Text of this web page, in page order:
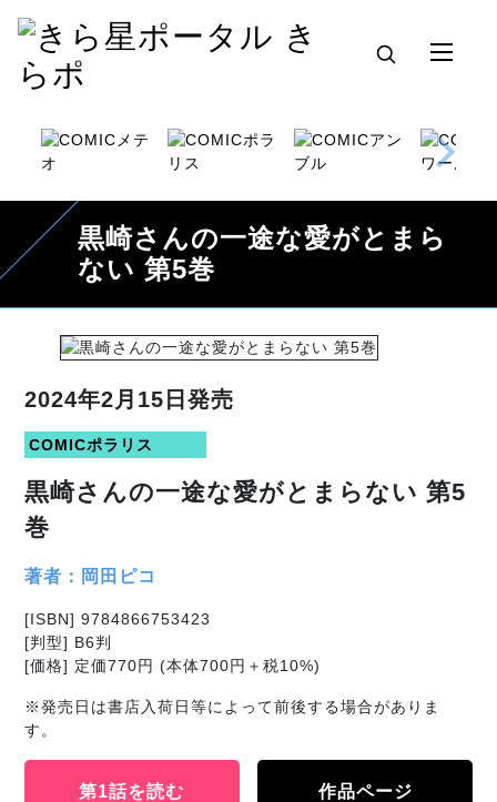
黒崎さんの一途な愛がとまら
ない 第5巻
2024年2月15日発売
COMICポラリス
黒崎さんの一途な愛がとまらない 第5
巻
著者：岡田ピコ
[ISBN] 9784866753423
[判型] B6判
[価格] 定価770円 (本体700円＋税10%)
※発売日は書店入荷日等によって前後する場合がありま
す。
第1話を読む 作品ページ